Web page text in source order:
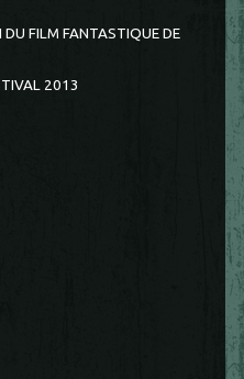
FILM FANTASTIQUE DE
2013